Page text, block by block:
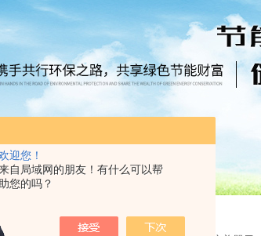
迎您！
自局域网的朋友！有什么可以帮
助您的吗？